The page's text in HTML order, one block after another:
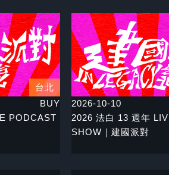
台北
BUY
PODCAST
2026-10-10
2026 法白 13 週年
SHOW｜建國派對